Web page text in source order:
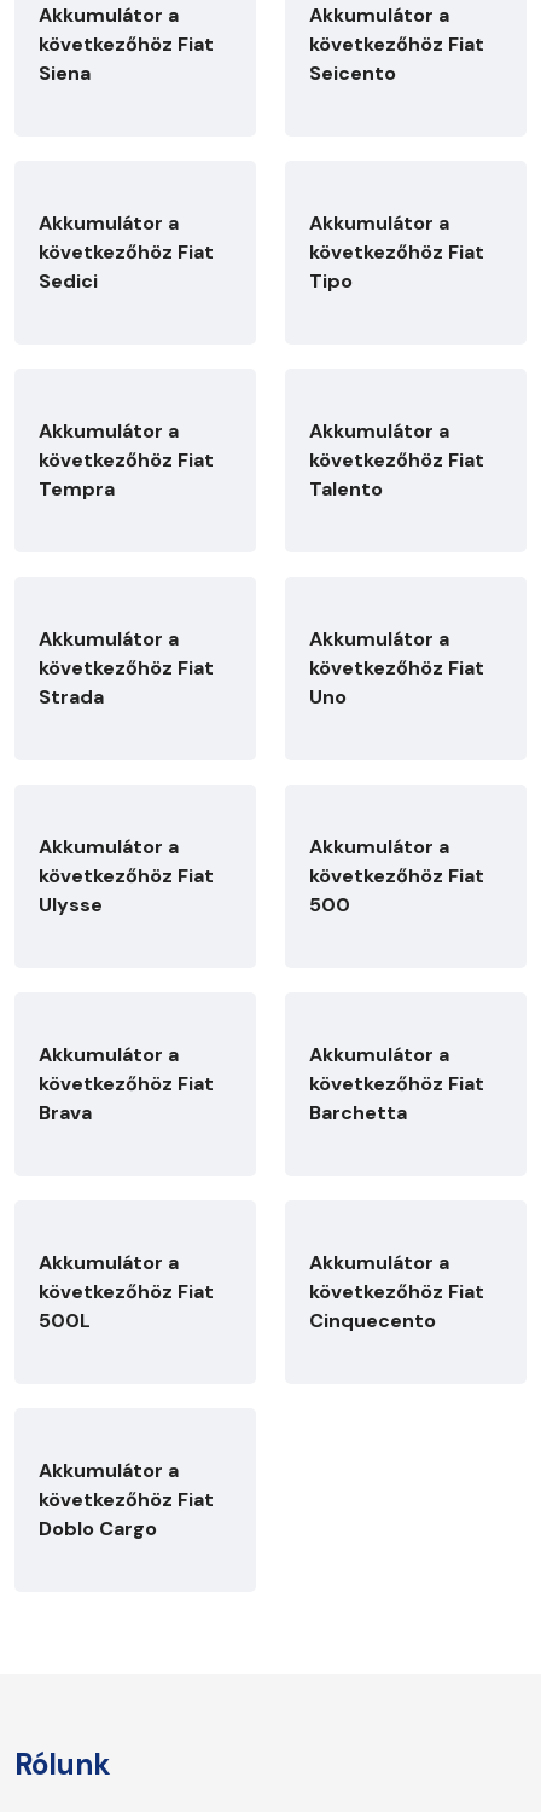
Akkumulátor a
következőhöz Fiat
Siena
Akkumulátor a
következőhöz Fiat
Seicento
Akkumulátor a
következőhöz Fiat
Sedici
Akkumulátor a
következőhöz Fiat
Tipo
Akkumulátor a
következőhöz Fiat
Tempra
Akkumulátor a
következőhöz Fiat
Talento
Akkumulátor a
következőhöz Fiat
Strada
Akkumulátor a
következőhöz Fiat
Uno
Akkumulátor a
következőhöz Fiat
Ulysse
Akkumulátor a
következőhöz Fiat
500
Akkumulátor a
következőhöz Fiat
Brava
Akkumulátor a
következőhöz Fiat
Barchetta
Akkumulátor a
következőhöz Fiat
500L
Akkumulátor a
következőhöz Fiat
Cinquecento
Akkumulátor a
következőhöz Fiat
Doblo Cargo
Rólunk